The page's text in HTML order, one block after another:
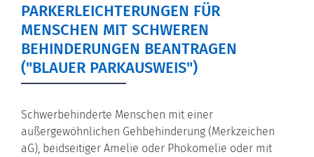
PARKERLEICHTERUNGEN FÜR
MENSCHEN MIT SCHWEREN
BEHINDERUNGEN BEANTRAGEN
("BLAUER PARKAUSWEIS")
Schwerbehinderte Menschen mit einer
außergewöhnlichen Gehbehinderung (Merkzeichen
aG), beidseitiger Amelie oder Phokomelie oder mit